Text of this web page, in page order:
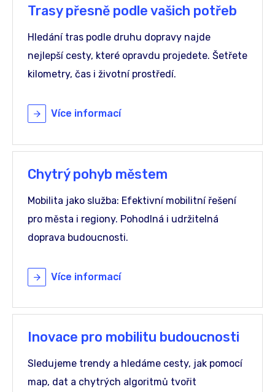
Trasy přesně podle vašich potřeb
Hledání tras podle druhu dopravy najde
nejlepší cesty, které opravdu projedete. Šetřete
kilometry, čas i životní prostředí.
Více informací
Chytrý pohyb městem
Mobilita jako služba: Efektivní mobilitní řešení
pro města i regiony. Pohodlná i udržitelná
doprava budoucnosti.
Více informací
Inovace pro mobilitu budoucnosti
Sledujeme trendy a hledáme cesty, jak pomocí
map, dat a chytrých algoritmů tvořit